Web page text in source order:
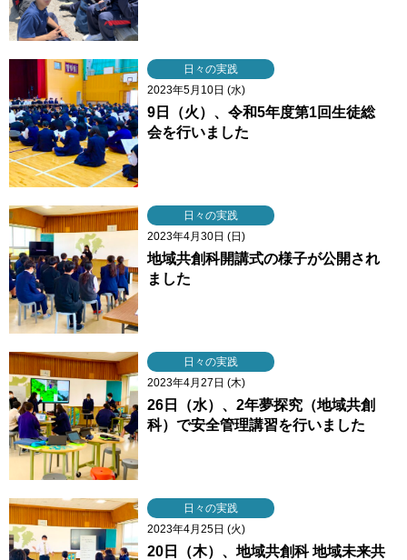
日々の実践
2023年5月10日 (水)
9日（火）、令和5年度第1回生徒総
会を行いました
日々の実践
2023年4月30日 (日)
地域共創科開講式の様子が公開され
ました
日々の実践
2023年4月27日 (木)
26日（水）、2年夢探究（地域共創
科）で安全管理講習を行いました
日々の実践
2023年4月25日 (火)
20日（木）、地域共創科 地域未来共